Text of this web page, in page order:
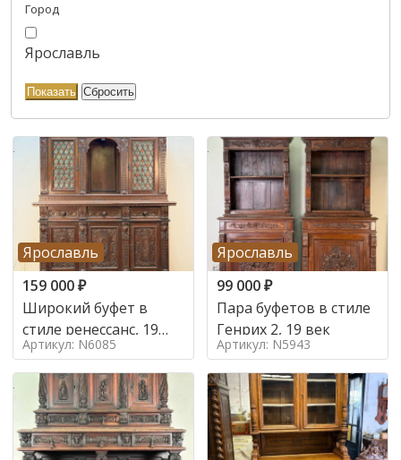
Город
Ярославль
Ярославль
159 000₽
Широкий буфет в
стиле ренессанс, 19
век
Артикул: N6085
Ярославль
99 000₽
Пара буфетов в стиле
Генрих 2, 19 век
Артикул: N5943